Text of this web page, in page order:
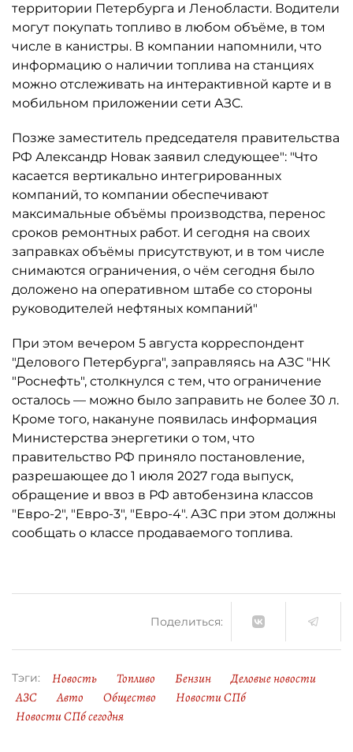
территории Петербурга и Ленобласти. Водители
могут покупать топливо в любом объёме, в том
числе в канистры. В компании напомнили, что
информацию о наличии топлива на станциях
можно отслеживать на интерактивной карте и в
мобильном приложении сети АЗС.
Позже заместитель председателя правительства
РФ Александр Новак заявил следующее": "Что
касается вертикально интегрированных
компаний, то компании обеспечивают
максимальные объёмы производства, перенос
сроков ремонтных работ. И сегодня на своих
заправках объёмы присутствуют, и в том числе
снимаются ограничения, о чём сегодня было
доложено на оперативном штабе со стороны
руководителей нефтяных компаний"
При этом вечером 5 августа корреспондент
"Делового Петербурга", заправляясь на АЗС "НК
"Роснефть", столкнулся с тем, что ограничение
осталось ­— можно было заправить не более 30 л.
Кроме того, накануне появилась информация
Министерства энергетики о том, что
правительство РФ приняло постановление,
разрешающее до 1 июля 2027 года выпуск,
обращение и ввоз в РФ автобензина классов
"Евро-2", "Евро-3", "Евро-4". АЗС при этом должны
сообщать о классе продаваемого топлива.
Поделиться:
Тэги: Новость Топливо Бензин
Деловые новости
АЗС
Авто Общество
Новости СПб
Новости СПб сегодня